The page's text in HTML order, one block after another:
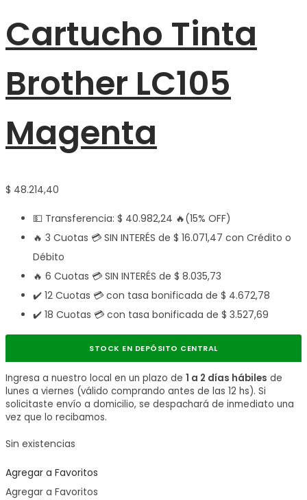
Cartucho Tinta
Brother LC105
Magenta
$ 48.214,40
💵 Transferencia: $ 40.982,24 🔥(15% OFF)
🔥 3 Cuotas 💳 SIN INTERÉS de $ 16.071,47 con Crédito o
Débito
🔥 6 Cuotas 💳 SIN INTERÉS de $ 8.035,73
✔️ 12 Cuotas 💳 con tasa bonificada de $ 4.672,78
✔️ 18 Cuotas 💳 con tasa bonificada de $ 3.527,69
STOCK EN DEPÓSITO CENTRAL
Ingresa a nuestro local en un plazo de 1 a 2 días hábiles de
lunes a viernes (válido comprando antes de las 12 hs). Si
solicitaste envío a domicilio, se despachará de inmediato una
vez que lo recibamos.
Sin existencias
Agregar a Favoritos
Agregar a Favoritos